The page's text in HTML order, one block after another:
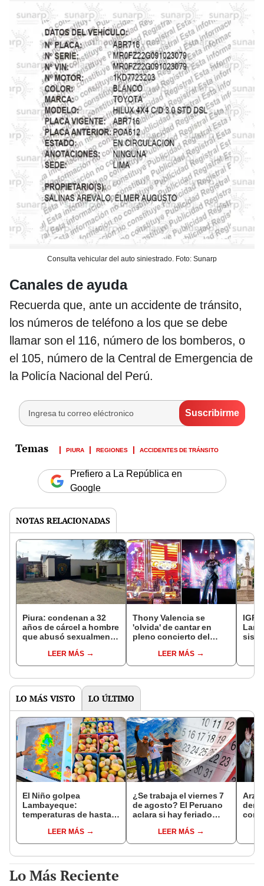
Consulta vehicular del auto siniestrado. Foto: Sunarp
Canales de ayuda
Recuerda que, ante un accidente de tránsito,
los números de teléfono a los que se debe
llamar son el 116, número de los bomberos, o
el 105, número de la Central de Emergencia de
la Policía Nacional del Perú.
PIURA REGIONES ACCIDENTES DE TRÁNSITO
Prefiero a La República en
Google
NOTAS RELACIONADAS
Piura: condenan a 32
años de cárcel a hombre
que abusó sexualmente
LEER MÁS
Thony Valencia se
'olvida' de cantar en
pleno concierto del
primera chamba"
LEER MÁS
IGP:
LO MÁS VISTO LO ÚLTIMO
El Niño golpea
Lambayeque:
temperaturas de hasta
producción de mango y
palta
LEER MÁS
¿Se trabaja el viernes 7
de agosto? El Peruano
aclara si hay feriado
del 6 de agosto
LEER MÁS
Lo Más Reciente